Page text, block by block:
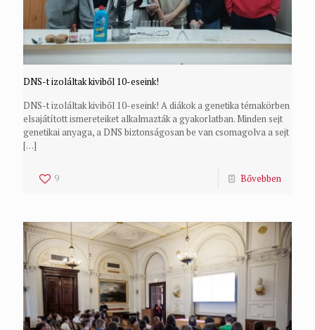
DNS-t izoláltak kiviből 10-eseink!
DNS-t izoláltak kiviből 10-eseink! A diákok a genetika témakörben
elsajátított ismereteiket alkalmazták a gyakorlatban. Minden sejt
genetikai anyaga, a DNS biztonságosan be van csomagolva a sejt
[…]
9 Bővebben